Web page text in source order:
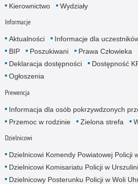
Kierownictwo Wydziały
Informacje
Aktualności
Informacje dla
BIP
Poszukiwani
Prawa Człowieka
Deklaracja dostępności
Dostępność
Ogłoszenia
Prewencja
Informacja dla osób pokrzywdzonych
Przemoc w rodzinie
Zielona strefa
Dzielnicowi
Dzielnicowi Komendy Powiatowej Policji
Dzielnicowi Komisariatu Policji w
Dzielnicowy Posterunku Policji w Woli